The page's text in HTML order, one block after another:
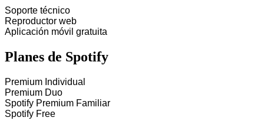
Soporte técnico
Reproductor web
Aplicación móvil gratuita
Planes de Spotify
Premium Individual
Premium Duo
Spotify Premium Familiar
Spotify Free